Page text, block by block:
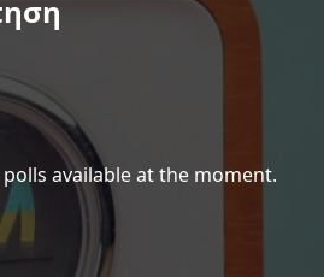
available at the moment.